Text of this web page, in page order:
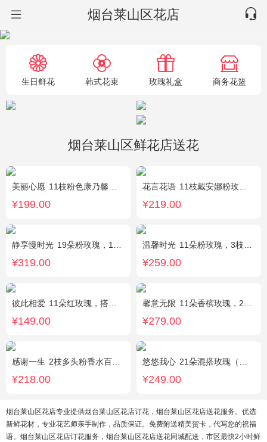
烟台莱山区花店
生日鲜花 韩式花束 玫瑰礼盒 商务花篮
烟台莱山区鲜花店送花
美丽心愿 11枝粉色康乃馨，2枝白色多头香水百合，搭配黄莺满天星
¥199.00
花言花语 11枝戴安娜粉玫瑰，2枝多头白百合，白色相思梅、栀子叶搭配
¥219.00
静享慢时光 19朵粉玫瑰，1枝粉色绣球，粉色洋桔梗、白色乒乓菊、尤加利搭配
¥319.00
温馨时光 11朵粉玫瑰，3枝多头粉百合，黄莺搭配
¥259.00
彼此相爱 11朵红玫瑰，搭配适量满天星、叶上黄金。
¥149.00
馨意无限 11朵香槟玫瑰，2枝多头白色百合，白色洋桔梗、绿叶
¥279.00
感谢一生 2枝多头粉香水百合，11枝粉康乃馨，满天星+绿叶适量。
¥218.00
悠悠我心 21朵混搭玫瑰（粉玫瑰+紫玫瑰），绿叶搭配
¥249.00
烟台莱山区花店专业提供烟台莱山区花店订花，烟台莱山区花店送花服务。优选
新鲜花材，专业花艺师亲手制作，品质保证。免费附送精美贺卡，代写您的祝福
语。烟台莱山区花店订花服务，烟台莱山区花店送花同城配送，市区最快2小时鲜